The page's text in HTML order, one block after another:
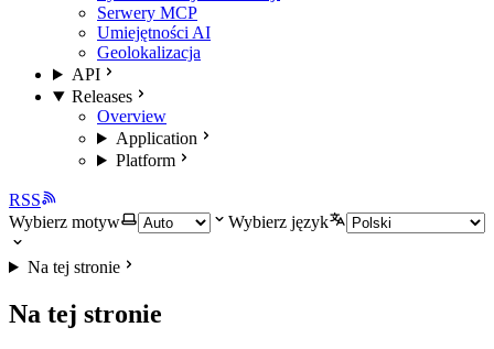
Serwery MCP
Umiejętności AI
Geolokalizacja
API
Releases
Overview
Application
Platform
RSS
Wybierz motyw
Wybierz język
Na tej stronie
Na tej stronie